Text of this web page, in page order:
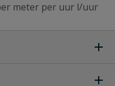
meter per uur l/uur